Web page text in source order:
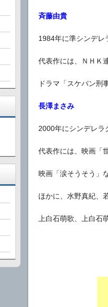
斉藤由貴
1984年に準シンデレ
代表作には、ＮＨＫ
ドラマ「スケバン刑
長澤まさみ
2000年にシンデレラ
代表作には、映画「
映画「涙そうそう」
ほかに、水野真紀、
上白石萌歌、上白石